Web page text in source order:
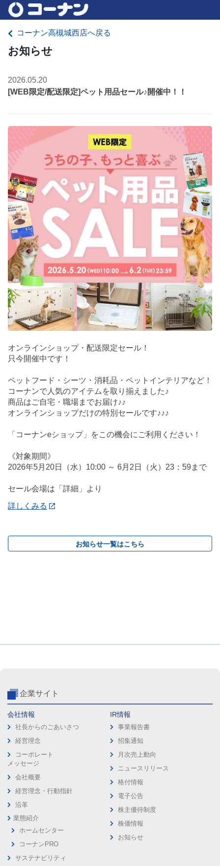
コーナン高槻城西店へ戻る
お知らせ
2026.05.20
[WEB限定/配送限定]ペット用品セール♪開催中！！
オンラインショップ・配送限定セール！
只今開催中です！
ペットフード・シーツ・消耗品・ペットインテリアなど！
コーナンで人気のアイテムを取り揃えました♪
商品はご自宅・職場までお届け♪♪
オンラインショップだけの特別セールです♪♪♪
「コーナンeショップ」をこの機会にご利用ください！
《対象期間》
2026年5月20日（水）10:00 ～ 6月2日（火）23：59まで
セール会場は「詳細」より
詳しくみる
お知らせ一覧はこちら
企業サイト
会社情報
社長からのごあいさつ
経営理念
コーポレート
メッセージ
会社概要
経営理念・行動指針
沿革
業態紹介
ホームセンター
コーナンPRO
サステナビリティ
IR情報
事業報告書
招集通知
月次売上動向
ニュースリリース
格付情報
電子公告
株主優待制度
株価情報
お知らせ